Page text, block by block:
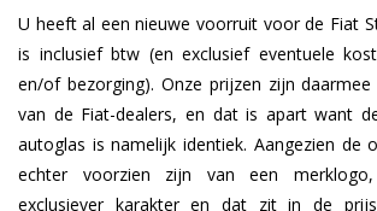
U heeft al een nieuwe voorruit voor de Fiat
is inclusief btw (en exclusief eventuele
en/of bezorging). Onze prijzen zijn
van de Fiat-dealers, en dat is apart want
autoglas is namelijk identiek. Aangezien de
echter voorzien zijn van een
exclusiever karakter en dat zit in de